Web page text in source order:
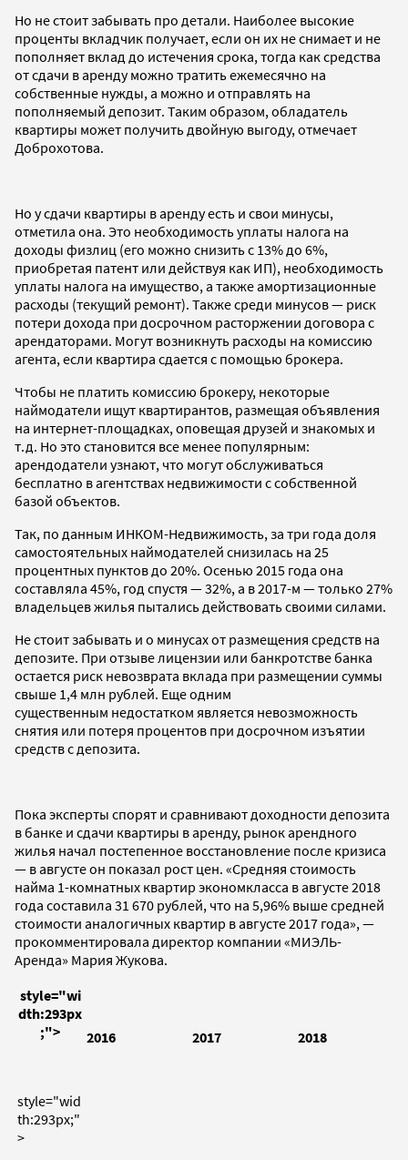
Но не стоит забывать про детали. Наиболее высокие
проценты вкладчик получает, если он их не снимает и не
пополняет вклад до истечения срока, тогда как средства
от сдачи в аренду можно тратить ежемесячно на
собственные нужды, а можно и отправлять на
пополняемый депозит. Таким образом, обладатель
квартиры может получить двойную выгоду, отмечает
Доброхотова.
Но у сдачи квартиры в аренду есть и свои минусы,
отметила она. Это необходимость уплаты налога на
доходы физлиц (его можно снизить с 13% до 6%,
приобретая патент или действуя как ИП), необходимость
уплаты налога на имущество, а также амортизационные
расходы (текущий ремонт). Также среди минусов — риск
потери дохода при досрочном расторжении договора с
арендаторами. Могут возникнуть расходы на комиссию
агента, если квартира сдается с помощью брокера.
Чтобы не платить комиссию брокеру, некоторые
наймодатели ищут квартирантов, размещая объявления
на интернет-площадках, оповещая друзей и знакомых и
т.д. Но это становится все менее популярным:
арендодатели узнают, что могут обслуживаться
бесплатно в агентствах недвижимости с собственной
базой объектов.
Так, по данным ИНКОМ-Недвижимость, за три года доля
самостоятельных наймодателей снизилась на 25
процентных пунктов до 20%. Осенью 2015 года она
составляла 45%, год спустя — 32%, а в 2017-м — только 27%
владельцев жилья пытались действовать своими силами.
Не стоит забывать и о минусах от размещения средств на
депозите. При отзыве лицензии или банкротстве банка
остается риск невозврата вклада при размещении суммы
свыше 1,4 млн рублей. Еще одним
существенным недостатком является невозможность
снятия или потеря процентов при досрочном изъятии
средств с депозита.
Пока эксперты спорят и сравнивают доходности депозита
в банке и сдачи квартиры в аренду, рынок арендного
жилья начал постепенное восстановление после кризиса
— в августе он показал рост цен. «Средняя стоимость
найма 1-комнатных квартир экономкласса в августе 2018
года составила 31 670 рублей, что на 5,96% выше средней
стоимости аналогичных квартир в августе 2017 года», —
прокомментировала директор компании «МИЭЛЬ-
Аренда» Мария Жукова.
style="wi
dth:293px
;">
2016 2017 2018
style="wid
th:293px;"
>